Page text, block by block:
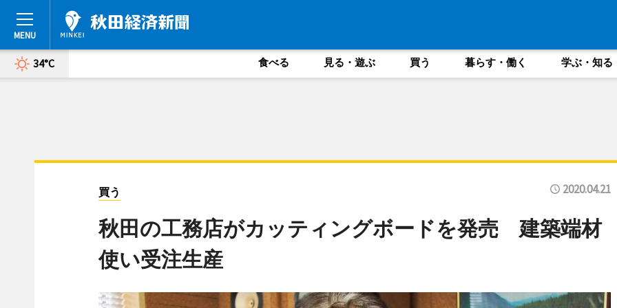
34°C 食べる 見る・遊ぶ 買う 暮らす・働く 学ぶ・知る
買う 2020.04.21
秋田の工務店がカッティングボードを発売 建築端材
使い受注生産